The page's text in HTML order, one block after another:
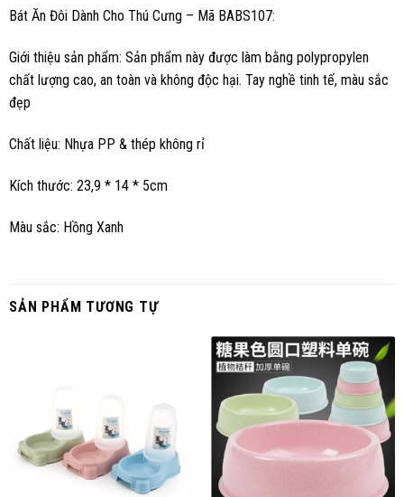
Bát Ăn Đôi Dành Cho Thú Cưng – Mã BABS107:
Giới thiệu sản phẩm: Sản phẩm này được làm bằng polypropylen
chất lượng cao, an toàn và không độc hại. Tay nghề tinh tế, màu sắc
đẹp
Chất liệu: Nhựa PP & thép không rỉ
Kích thước: 23,9 * 14 * 5cm
Màu sắc: Hồng Xanh
SẢN PHẨM TƯƠNG TỰ